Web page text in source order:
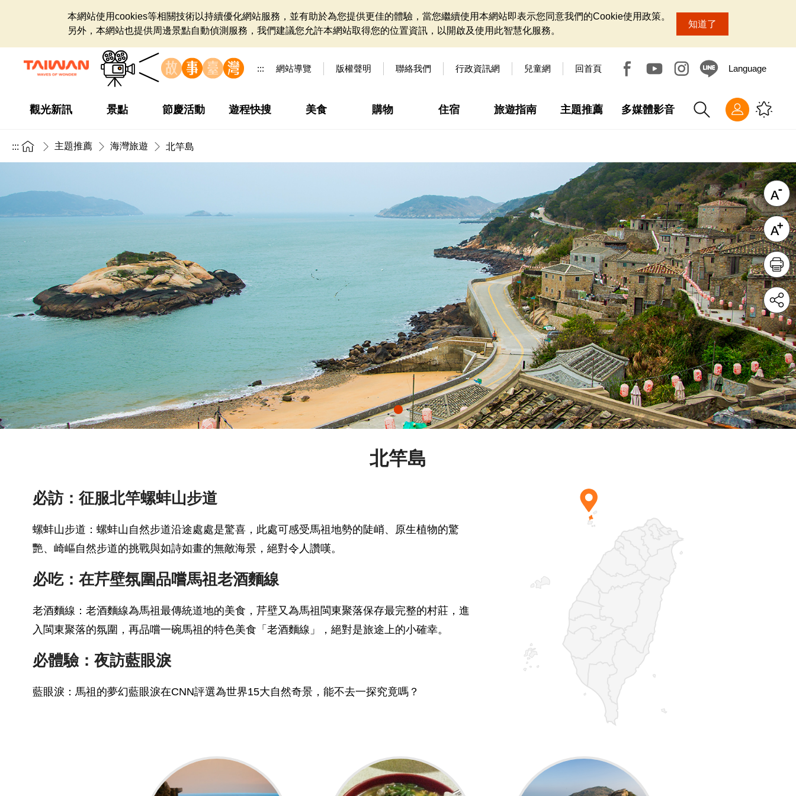
本網站使用cookies等相關技術以持續優化網站服務，並有助於為您提供更佳的體驗，當您繼續使用本網站即表示您同意我們的Cookie使用政策。
另外，本網站也提供周邊景點自動偵測服務，我們建議您允許本網站取得您的位置資訊，以開啟及使用此智慧化服務。
知道了
::: 網站導覽 版權聲明 聯絡我們 行政資訊網 兒童網 回首頁 Language
觀光新訊 景點 節慶活動 遊程快搜 美食 購物 住宿 旅遊指南 主題推薦 多媒體影音
::: 主題推薦 海灣旅遊 北竿島
北竿島
必訪：征服北竿螺蚌山步道
螺蚌山步道：螺蚌山自然步道沿途處處是驚喜，此處可感受馬祖地勢的陡峭、原生植物的驚
艷、崎嶇自然步道的挑戰與如詩如畫的無敵海景，絕對令人讚嘆。
必吃：在芹壁氛圍品嚐馬祖老酒麵線
老酒麵線：老酒麵線為馬祖最傳統道地的美食，芹壁又為馬祖閩東聚落保存最完整的村莊，進
入閩東聚落的氛圍，再品嚐一碗馬祖的特色美食「老酒麵線」，絕對是旅途上的小確幸。
必體驗：夜訪藍眼淚
藍眼淚：馬祖的夢幻藍眼淚在CNN評選為世界15大自然奇景，能不去一探究竟嗎？